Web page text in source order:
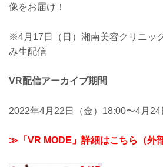
像をお届け！
※4月17日（日）湘南美容クリニッ
み生配信
VR配信アーカイブ期間
2022年4月22日（金）18:00〜4月
≫「VR MODE」詳細はこちら（外